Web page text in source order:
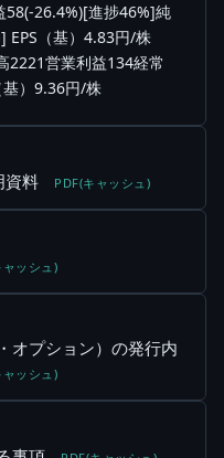
26.4%)[進捗46%]純
EPS（基）4.83円/株
2221営業利益134経常
基）9.36円/株
資料 PDF(キャッシュ)
ャッシュ)
オプション）の発行内
ャッシュ)